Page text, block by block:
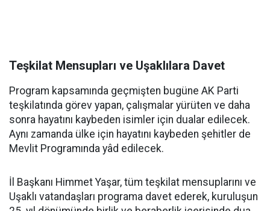
Teşkilat Mensupları ve Uşaklılara Davet
Program kapsamında geçmişten bugüne AK Parti
teşkilatında görev yapan, çalışmalar yürüten ve daha
sonra hayatını kaybeden isimler için dualar edilecek.
Aynı zamanda ülke için hayatını kaybeden şehitler de
Mevlit Programında yâd edilecek.
İl Başkanı Himmet Yaşar, tüm teşkilat mensuplarını ve
Uşaklı vatandaşları programa davet ederek, kuruluşun